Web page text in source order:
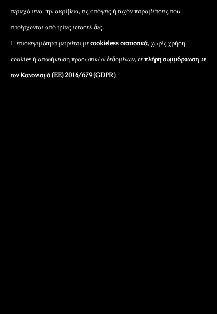
περιεχόμενο, την ακρίβεια, τις απόψεις ή τυχόν παραβιάσεις που
προέρχονται από τρίτες ιστοσελίδες.
Η επισκεψιμότητα μετριέται μεcookieless στατιστικά, χωρίς χρήση
cookies ή αποθήκευση προσωπικών δεδομένων, σεπλήρη συμμόρφωση με
τον Κανονισμό (ΕΕ) 2016/679 (GDPR).